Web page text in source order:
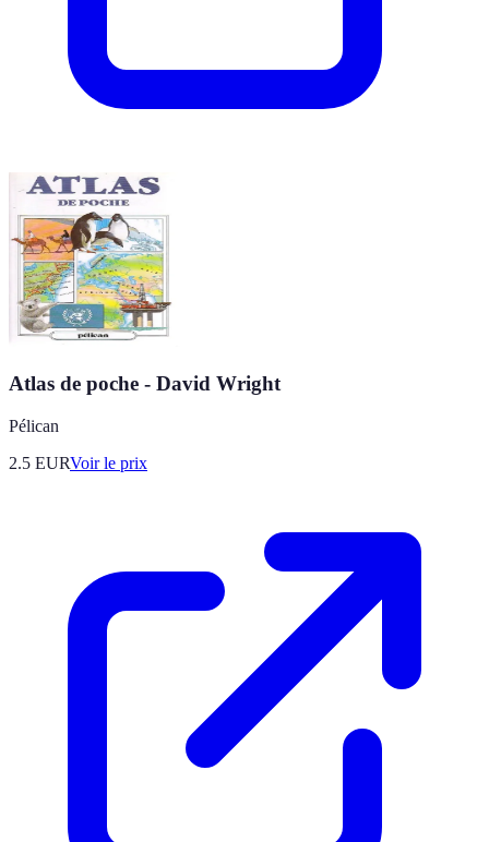
Atlas de poche - David Wright
Pélican
2.5 EURVoir le prix